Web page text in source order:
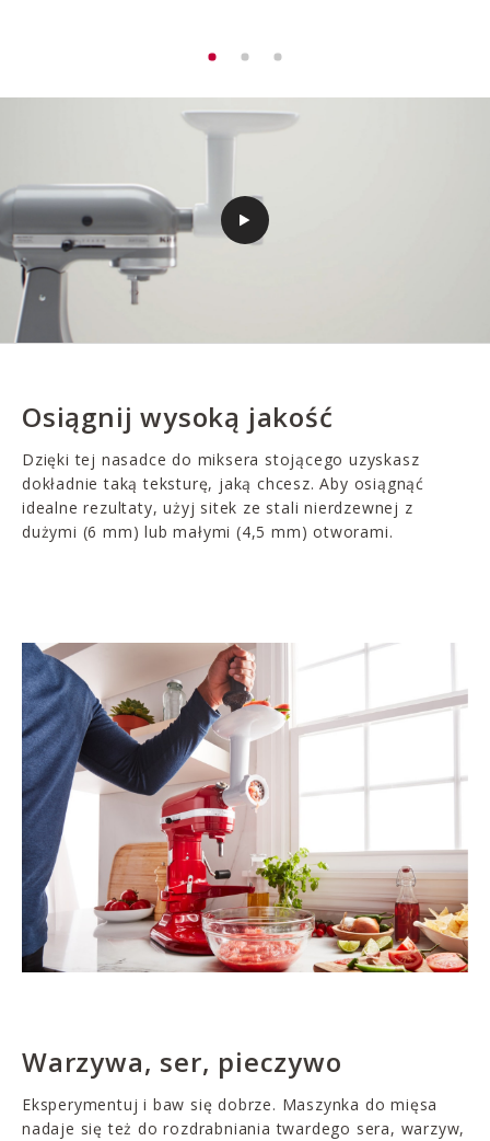
Osiągnij wysoką jakość
Dzięki tej nasadce do miksera stojącego uzyskasz
dokładnie taką teksturę, jaką chcesz. Aby osiągnąć
idealne rezultaty, użyj sitek ze stali nierdzewnej z
dużymi (6 mm) lub małymi (4,5 mm) otworami.
Warzywa, ser, pieczywo
Eksperymentuj i baw się dobrze. Maszynka do mięsa
nadaje się też do rozdrabniania twardego sera, warzyw,